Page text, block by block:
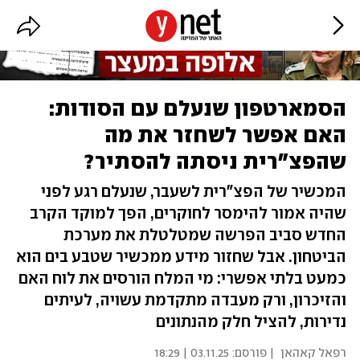
הסמארטפון שנעלם עם הסודות:
האם אפשר לשחזר את מה
שהפצ"רית ניסתה להסתיר?
המכשיר של הפצ"רית לשעבר, שנעלם רגע לפני
שהיה אמור להימסר לחוקרים, הפך למוקד הקרב
החדש סביב הפרשה שמטלטלת את מערכת
הביטחון. אבל שחזור מידע ממכשיר שטבע בים הוא
כמעט בלתי אפשרי: מי המלח הורסים את לוח האם
והזיכרון, ורק מעבדה מתקדמת עשויה, לעיתים
נדירות, להציל חלק מהנתונים
רפאל קאהאן | פורסם: 03.11.25 | 18:29